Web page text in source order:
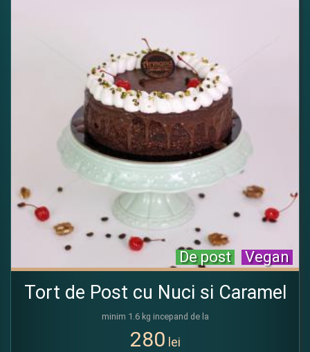
Vegan
De post
Tort de Post cu Nuci si Caramel
minim 1.6 kg incepand de la
280 lei